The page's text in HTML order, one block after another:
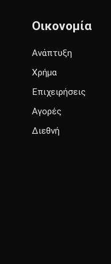
Οικονομία
Ανάπτυξη
Χρήμα
Επιχειρήσεις
Αγορές
Διεθνή